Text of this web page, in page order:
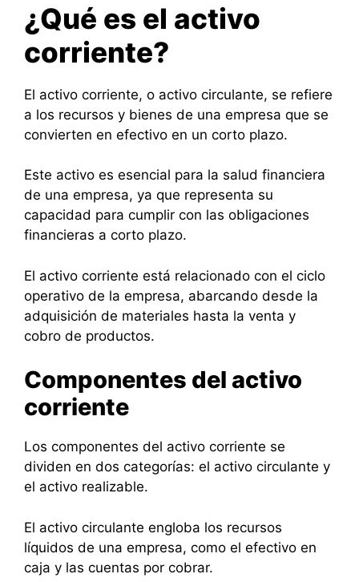
¿Qué es el activo
corriente?
El activo corriente, o activo circulante, se refiere
a los recursos y bienes de una empresa que se
convierten en efectivo en un corto plazo.
Este activo es esencial para la salud financiera
de una empresa, ya que representa su
capacidad para cumplir con las obligaciones
financieras a corto plazo.
El activo corriente está relacionado con el ciclo
operativo de la empresa, abarcando desde la
adquisición de materiales hasta la venta y
cobro de productos.
Componentes del activo
corriente
Los componentes del activo corriente se
dividen en dos categorías: el activo circulante y
el activo realizable.
El activo circulante engloba los recursos
líquidos de una empresa, como el efectivo en
caja y las cuentas por cobrar.